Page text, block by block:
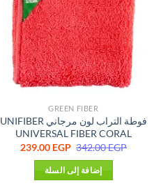
GREEN FIBER
فوطة التراب لون مرجاني UNIFIBER
UNIVERSAL FIBER CORAL
342.00EGP
السعر
هو:
342.00 EGP.
239.00 EGP
إضافة إلى السلة